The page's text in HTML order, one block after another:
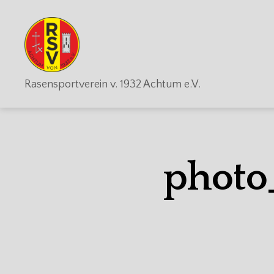
RSV
Achtum
Rasensportverein v. 1932 Achtum e.V.